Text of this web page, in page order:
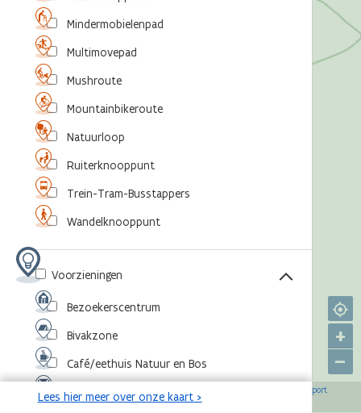
+
–
OpenStreetMap-bijdragers Agentschap voor Natuur en Bos
Sport
Vlaanderen,©Toerisme Vlaanderen
Mindermobielenpad
Multimovepad
Mushroute
Mountainbikeroute
Natuurloop
Ruiterknooppunt
Trein-Tram-Busstappers
Wandelknooppunt
Voorzieningen
Bezoekerscentrum
Bivakzone
Café/eethuis Natuur en Bos
Eventlocatie
Lees hier meer over onze kaart >